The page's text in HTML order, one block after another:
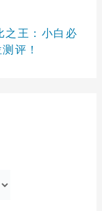
之王：小白必
评！